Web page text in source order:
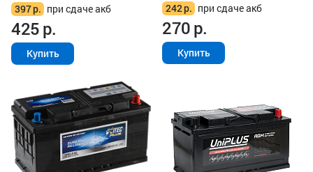
397р. при сдаче акб
425р.
Купить
242р. при сдаче акб
270р.
Купить